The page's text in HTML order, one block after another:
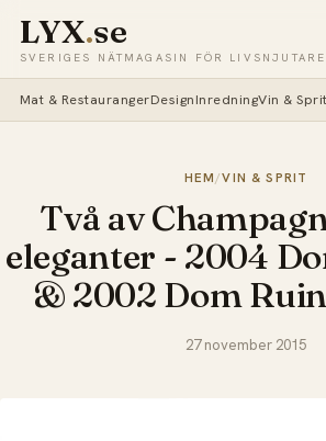
LYX.se
SVERIGES NÄTMAGASIN FÖR LIVSNJUTARE
Mat & RestaurangerDesignInredningVin & Sprit
HEM/VIN & SPRIT
Två av
eleganter - 2004
& 2002 Dom
27 november 2015